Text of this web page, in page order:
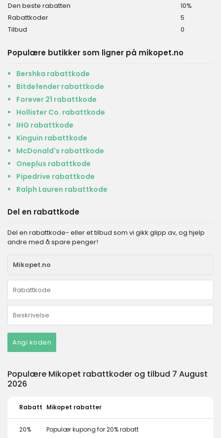
Den beste rabatten
10%
Rabattkoder
5
Tilbud
0
Populære butikker som ligner på mikopet.no
Bershka rabattkode
Bitdefender rabattkode
Forever 21 rabattkode
Hollister Co. rabattkode
IHG rabattkode
Kinguin rabattkode
McDonald's rabattkode
Oneplus rabattkode
Pipedrive rabattkode
Ralph Lauren rabattkode
Del en rabattkode
Del en rabattkode- eller et tilbud som vi gikk glipp av, og hjelp
andre med å spare penger!
Angi koden
Populære Mikopet rabattkoder og tilbud 7 August
2026
Rabatt Mikopet rabatter
20% Populær kupong for 20% rabatt